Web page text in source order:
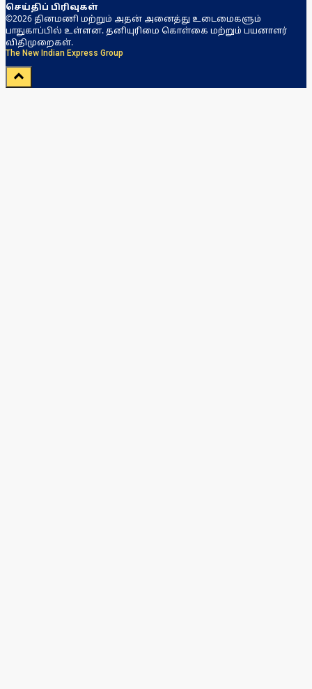
செய்திப் பிரிவுகள்
©2026 தினமணி மற்றும் அதன் அனைத்து உடைமைகளும்
பாதுகாப்பில் உள்ளன. தனியுரிமை கொள்கை மற்றும் பயனாளர்
விதிமுறைகள்.
The New Indian Express Group